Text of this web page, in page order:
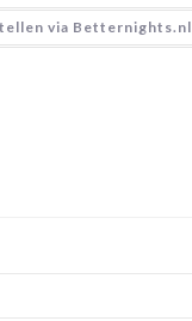
via Betternights.nl